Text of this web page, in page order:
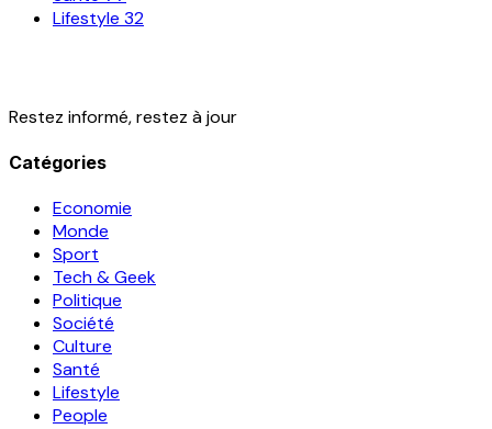
Lifestyle 32
Restez informé, restez à jour
Catégories
Economie
Monde
Sport
Tech & Geek
Politique
Société
Culture
Santé
Lifestyle
People